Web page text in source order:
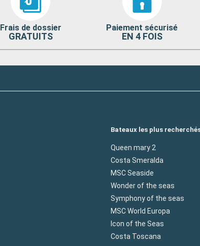
Frais de dossier
GRATUITS
Paiement sécurisé
EN 4 FOIS
Bateaux les plus
Queen mary 2
Costa Smeralda
MSC Seaside
Wonder of the seas
Symphony of the seas
MSC World Europa
Icon of the Seas
Costa Toscana